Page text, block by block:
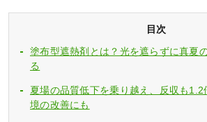
目次
塗布型遮熱剤とは？光を遮らずに真夏
る
夏場の品質低下を乗り越え、反収も
境の改善にも